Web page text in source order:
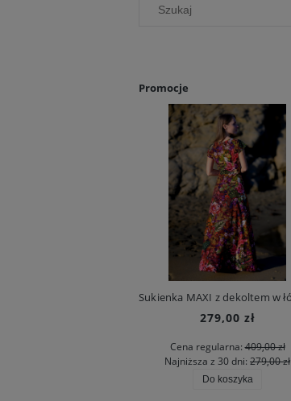
Promocje
279,00 zł
Cena regularna:409,00 zł
Najniższa z 30 dni: 279,00 zł
Do koszyka